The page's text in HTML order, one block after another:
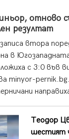
отново
резултат
втора
в
с 3:0 във
minyor-
Теодор
шестият